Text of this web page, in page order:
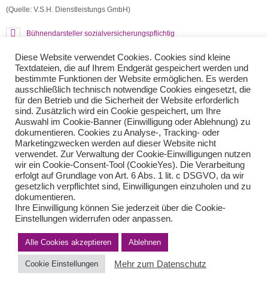
(Quelle: V.S.H. Dienstleistungs GmbH)
Bühnendarsteller sozialversicherungspflichtig
Teilen Sie diese Nachricht mit Ihren Freunden oder Kollegen
Impressum Haftungsausschluss
Kontakt
© von Herder Management GmbH 2024 I * § 6 Nr.4 StBerG
Diese Website verwendet Cookies. Cookies sind kleine
Textdateien, die auf Ihrem Endgerät gespeichert werden und
bestimmte Funktionen der Website ermöglichen. Es werden
ausschließlich technisch notwendige Cookies eingesetzt, die
für den Betrieb und die Sicherheit der Website erforderlich
sind. Zusätzlich wird ein Cookie gespeichert, um Ihre
Auswahl im Cookie-Banner (Einwilligung oder Ablehnung) zu
dokumentieren. Cookies zu Analyse-, Tracking- oder
Marketingzwecken werden auf dieser Website nicht
verwendet. Zur Verwaltung der Cookie-Einwilligungen nutzen
wir ein Cookie-Consent-Tool (CookieYes). Die Verarbeitung
erfolgt auf Grundlage von Art. 6 Abs. 1 lit. c DSGVO, da wir
gesetzlich verpflichtet sind, Einwilligungen einzuholen und zu
dokumentieren.
Ihre Einwilligung können Sie jederzeit über die Cookie-
Einstellungen widerrufen oder anpassen.
Alle Cookies akzeptieren Ablehnen
Cookie Einstellungen Mehr zum Datenschutz